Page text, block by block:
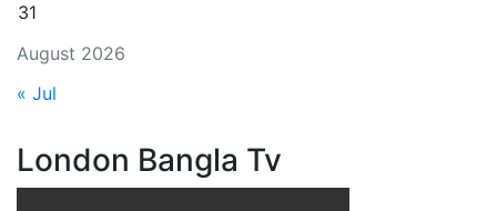
August 2026
31
« Jul
London Bangla Tv